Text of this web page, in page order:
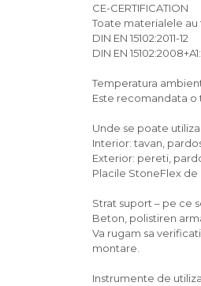
CE-CERTIFICATION
Toate materialele
DIN EN 15102:2011-12
DIN EN
Temperatura
Este recomandata o
Unde se poate utiliza:
Interior: tavan,
Exterior: pereti,
Placile StoneFlex de
Strat suport – pe ce
Beton, polistiren
Va rugam sa
montare.
Instrumente de